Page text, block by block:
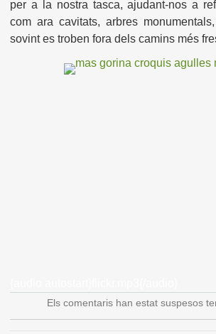
per a la nostra tasca, ajudant-nos a
com ara cavitats, arbres
sovint es troben fora dels camins més
Els comentaris han estat suspesos